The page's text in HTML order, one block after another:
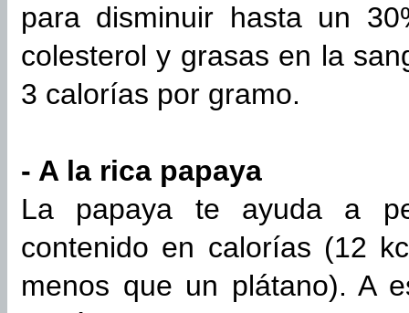
para disminuir hasta un
colesterol y grasas en la
3 calorías por gramo.
- A la rica papaya
La papaya te ayuda a
contenido en calorías (12
menos que un plátano). A